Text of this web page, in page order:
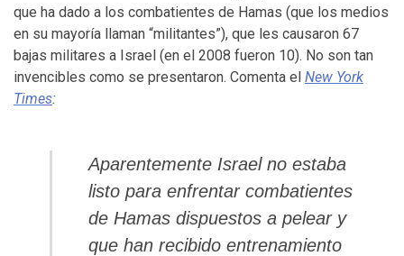
que ha dado a los combatientes de Hamas (que los medios
en su mayoría llaman “militantes”), que les causaron 67
bajas militares a Israel (en el 2008 fueron 10). No son tan
invencibles como se presentaron. Comenta el New York
Times:
Aparentemente Israel no estaba
listo para enfrentar combatientes
de Hamas dispuestos a pelear y
que han recibido entrenamiento